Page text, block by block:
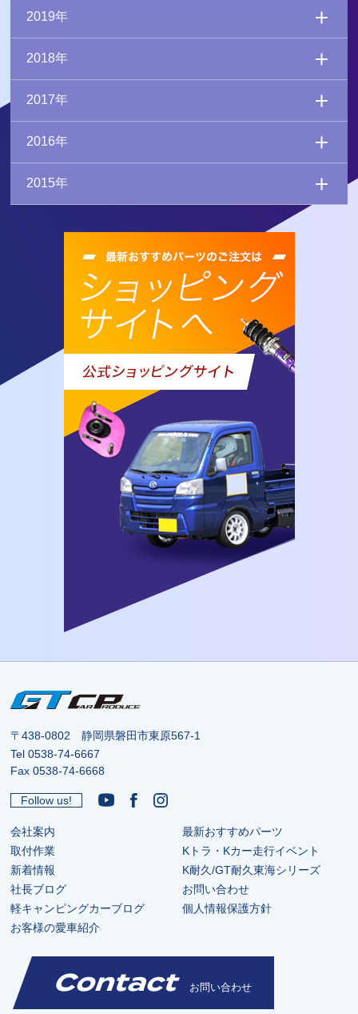
2019年
2018年
2017年
2016年
2015年
〒438-0802 静岡県磐田市東原567-1
Tel0538-74-6667
Fax 0538-74-6668
Follow us!
会社案内
取付作業
新着情報
社長ブログ
軽キャンピングカーブログ
お客様の愛車紹介
最新おすすめパーツ
Kトラ・Kカー走行イベント
K耐久/GT耐久東海シリーズ
お問い合わせ
個人情報保護方針
Contact お問い合わせ